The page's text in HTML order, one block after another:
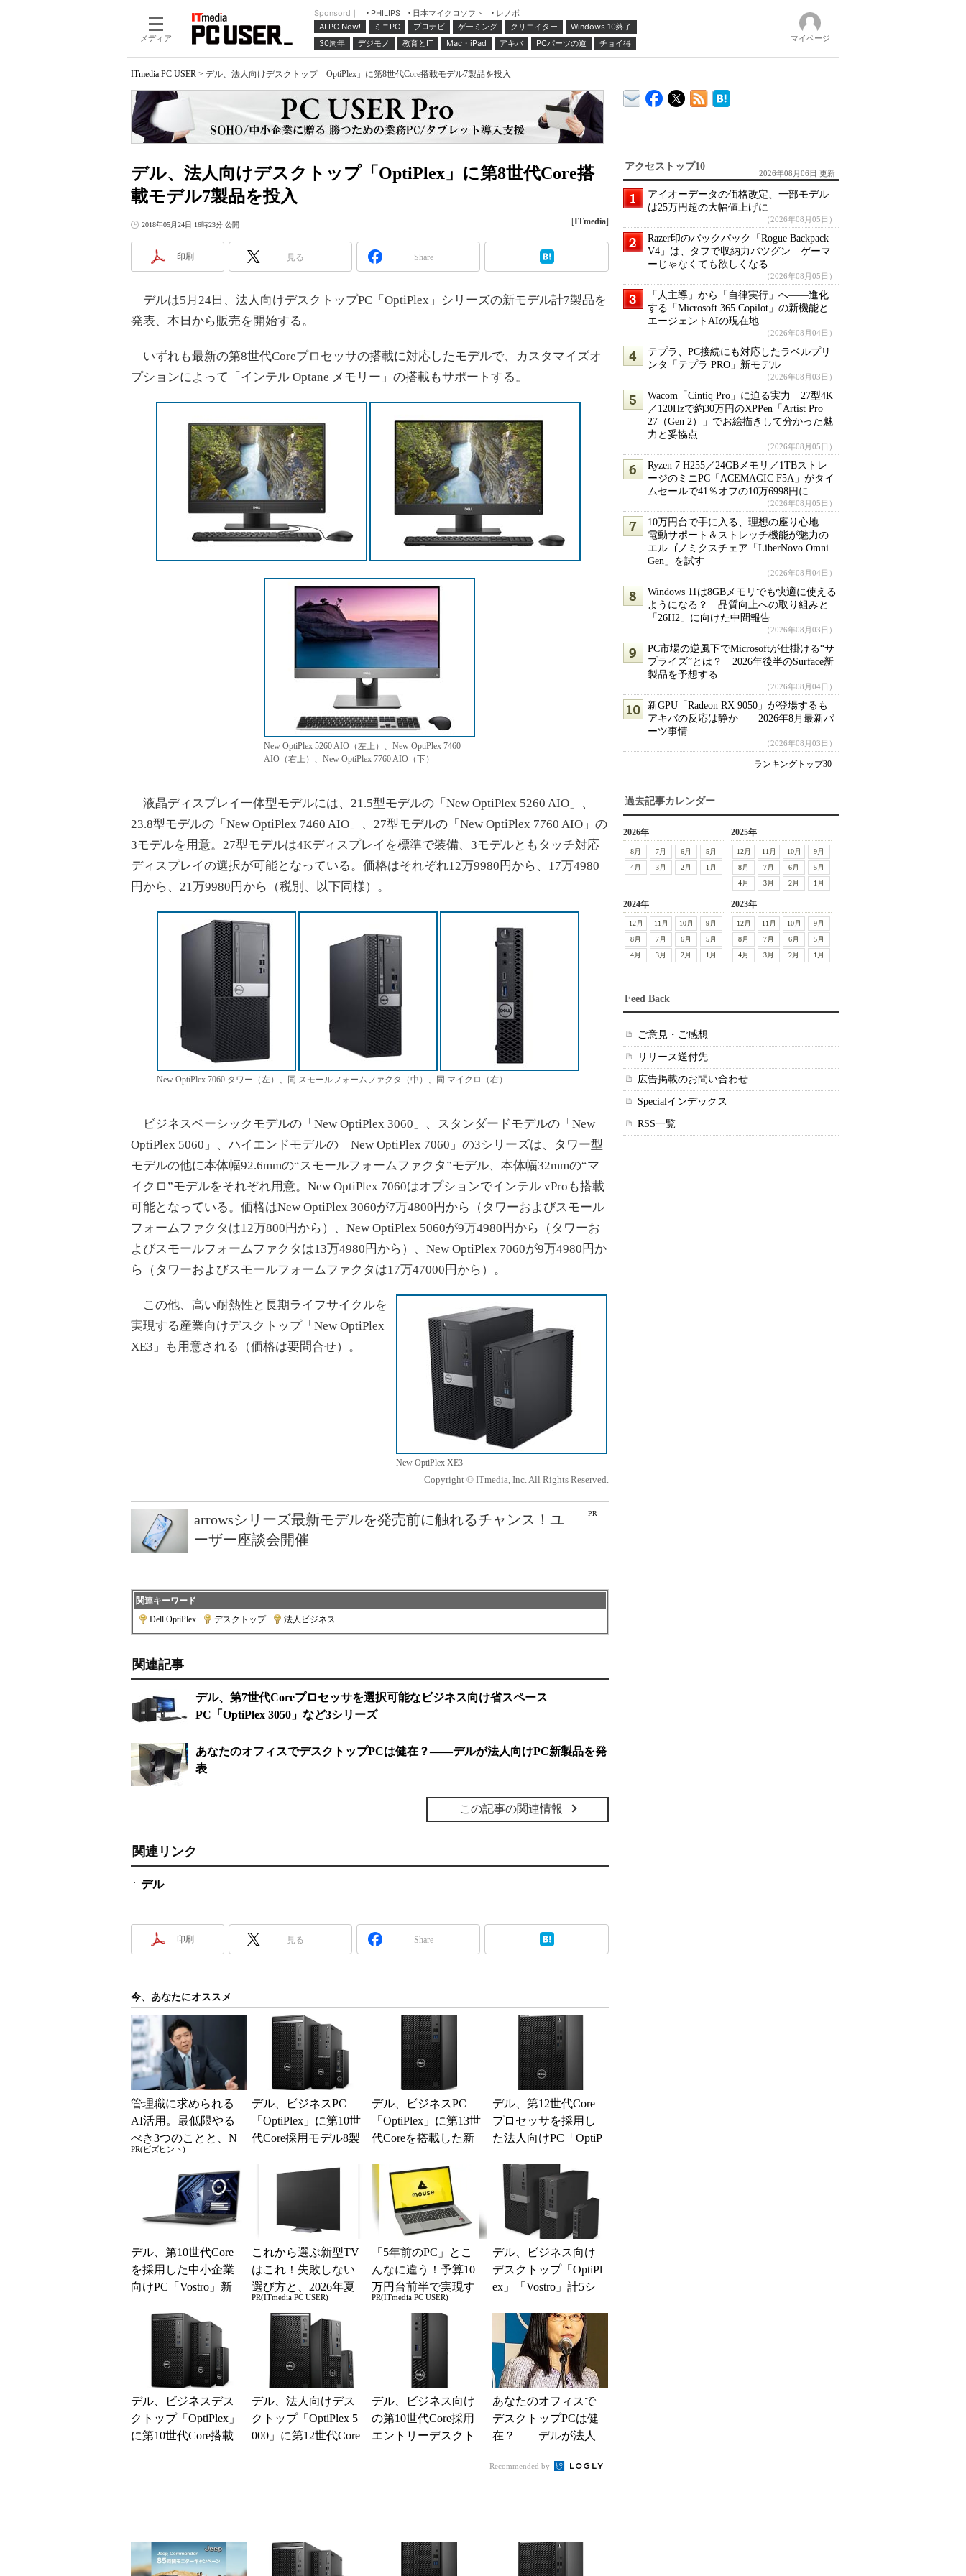
メディア
Sponsord｜ PHILIPS 日本マイクロソフト
レノボ
AI PC Now!
ミニPC プロナビ ゲーミング クリエイター
Windows 10終了
30周年
デジモノ 教育とIT Mac・iPad アキバ PCパーツの道 チョイ得 マイページ
ITmedia PC USER > デル、法人向けデスクトップ「OptiPlex」に第8世代Core搭載モデル7製品を投入
デル、法人向けデスクトップ「OptiPlex」に第8世代Core搭
載モデル7製品を投入
2018年05月24日 16時23分 公開 [ITmedia]
印刷 見る Share
デルは5月24日、法人向けデスクトップPC「OptiPlex」シリーズの新モデル計7製品を
発表、本日から販売を開始する。
いずれも最新の第8世代Coreプロセッサの搭載に対応したモデルで、カスタマイズオ
プションによって「インテル Optane メモリー」の搭載もサポートする。
New OptiPlex 5260 AIO（左上）、New OptiPlex 7460
AIO（右上）、New OptiPlex 7760 AIO（下）
液晶ディスプレイ一体型モデルには、21.5型モデルの「New OptiPlex 5260 AIO」、
23.8型モデルの「New OptiPlex 7460 AIO」、27型モデルの「New OptiPlex 7760 AIO」の
3モデルを用意。27型モデルは4Kディスプレイを標準で装備、3モデルともタッチ対応
ディスプレイの選択が可能となっている。価格はそれぞれ12万9980円から、17万4980
円から、21万9980円から（税別、以下同様）。
New OptiPlex 7060 タワー（左）、同 スモールフォームファクタ（中）、同 マイクロ（右）
ビジネスベーシックモデルの「New OptiPlex 3060」、スタンダードモデルの「New
OptiPlex 5060」、ハイエンドモデルの「New OptiPlex 7060」の3シリーズは、タワー型
モデルの他に本体幅92.6mmの“スモールフォームファクタ”モデル、本体幅32mmの“マ
イクロ”モデルをそれぞれ用意。New OptiPlex 7060はオプションでインテル vProも搭載
可能となっている。価格はNew OptiPlex 3060が7万4800円から（タワーおよびスモール
フォームファクタは12万800円から）、New OptiPlex 5060が9万4980円から（タワーお
よびスモールフォームファクタは13万4980円から）、New OptiPlex 7060が9万4980円か
ら（タワーおよびスモールフォームファクタは17万47000円から）。
New OptiPlex XE3
この他、高い耐熱性と長期ライフサイクルを
実現する産業向けデスクトップ「New OptiPlex
XE3」も用意される（価格は要問合せ）。
Copyright © ITmedia, Inc. All Rights Reserved.
- PR -
arrowsシリーズ最新モデルを発売前に触れるチャンス！ユ
ーザー座談会開催
関連キーワード
Dell OptiPlex
デスクトップ| 法人ビジネス
関連記事
デル、第7世代Coreプロセッサを選択可能なビジネス向け省スペース
PC「OptiPlex 3050」など3シリーズ
あなたのオフィスでデスクトップPCは健在？――デルが法人向けPC新製品を発
表
この記事の関連情報
関連リンク
デル
印刷 見る Share
今、あなたにオススメ
管理職に求められる
AI活用。最低限やる
べき3つのことと、N
Gな自己認識
PR(ビズヒント)
デル、ビジネスPC
「OptiPlex」に第10世
代Core採用モデル8製
デル、ビジネスPC
「OptiPlex」に第13世
代Coreを搭載した新
デル、第12世代Core
プロセッサを採用し
た法人向けPC「OptiP
投入
デル、第10世代Core
を採用した中小企業
向けPC「Vostro」新
これから選ぶ新型TV
はこれ！失敗しない
選び方と、2026年夏
の一押しモデル
PR(ITmedia PC USER)
「5年前のPC」とこ
んなに違う！予算10
万円台前半で実現す
る快適PCライフ
PR(ITmedia PC USER)
デル、ビジネス向け
デスクトップ「OptiPl
ex」「Vostro」計5シ
デル、ビジネスデス
クトップ「OptiPlex」
に第10世代Core搭載
デル、法人向けデス
クトップ「OptiPlex 5
000」に第12世代Core
デル、ビジネス向け
の第10世代Core採用
エントリーデスクト
あなたのオフィスで
デスクトップPCは健
在？――デルが法人
Recommended by
アクセストップ10
2026年08月06日 更新
アイオーデータの価格改定、一部モデル
は25万円超の大幅値上げに
（2026年08月05日）
Razer印のバックパック「Rogue Backpack
V4」は、タフで収納力バツグン ゲーマ
ーじゃなくても欲しくなる
（2026年08月05日）
「人主導」から「自律実行」へ――進化
する「Microsoft 365 Copilot」の新機能と
エージェントAIの現在地
（2026年08月04日）
テプラ、PC接続にも対応したラベルプリ
ンタ「テプラ PRO」新モデル
（2026年08月03日）
Wacom「Cintiq Pro」に迫る実力 27型4K
／120Hzで約30万円のXPPen「Artist Pro
27（Gen 2）」でお絵描きして分かった魅
力と妥協点
（2026年08月05日）
Ryzen 7 H255／24GBメモリ／1TBストレ
ージのミニPC「ACEMAGIC F5A」がタイ
ムセールで41％オフの10万6998円に
（2026年08月05日）
10万円台で手に入る、理想の座り心地
電動サポート＆ストレッチ機能が魅力の
エルゴノミクスチェア「LiberNovo Omni
Gen」を試す
（2026年08月04日）
Windows 11は8GBメモリでも快適に使える
ようになる？ 品質向上への取り組みと
「26H2」に向けた中間報告
（2026年08月03日）
PC市場の逆風下でMicrosoftが仕掛ける“サ
プライズ”とは？ 2026年後半のSurface新
製品を予想する
（2026年08月04日）
新GPU「Radeon RX 9050」が登場するも
アキバの反応は静か――2026年8月最新パ
ーツ事情
（2026年08月03日）
ランキングトップ30
過去記事カレンダー
2026年
8月 7月 6月
5月
4月
3月 2月 1月
2025年
12月 11月 10月
9月
8月
7月 6月
5月
4月
3月 2月 1月
2024年
12月 11月 10月
9月
8月
7月 6月
5月
4月
3月 2月 1月
2023年
12月 11月 10月
9月
8月
7月 6月
5月
4月
3月 2月 1月
Feed Back
ご意見・ご感想
リリース送付先
広告掲載のお問い合わせ
Specialインデックス
RSS一覧